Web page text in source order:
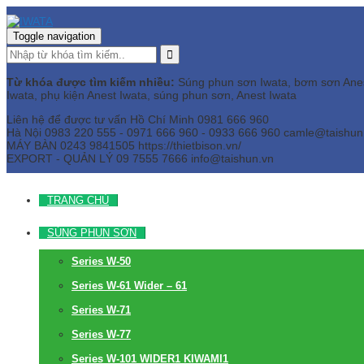
Toggle navigation
Từ khóa được tìm kiếm nhiều: Súng phun sơn Iwata, bơm sơn
Iwata, phụ kiện Anest Iwata, súng phun sơn, Anest Iwata
Liên hệ để được tư vấn Hồ Chí Minh 0981 666 960
Hà Nội 0983 220 555 - 0971 666 960 - 0933 666 960
MÁY BÀN 0243 9841505 https://thietbison.vn/
EXPORT - QUẢN LÝ 09 7555 7666 info@taishun.vn
TRANG CHỦ
SÚNG PHUN SƠN
Series W-50
Series W-61 Wider – 61
Series W-71
Series W-77
Series W-101 WIDER1 KIWAMI1